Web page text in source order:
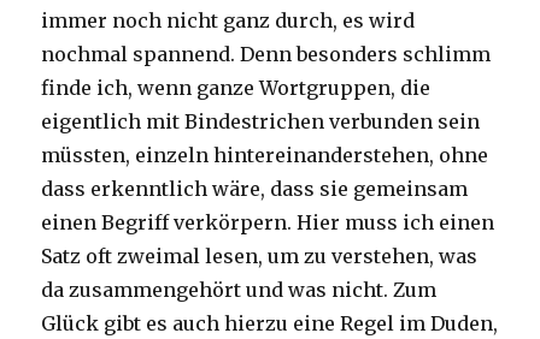
immer noch nicht ganz durch, es wird
nochmal spannend. Denn besonders schlimm
finde ich, wenn ganze Wortgruppen, die
eigentlich mit Bindestrichen verbunden sein
müssten, einzeln hintereinanderstehen, ohne
dass erkenntlich wäre, dass sie gemeinsam
einen Begriff verkörpern. Hier muss ich einen
Satz oft zweimal lesen, um zu verstehen, was
da zusammengehört und was nicht. Zum
Glück gibt es auch hierzu eine Regel im Duden,